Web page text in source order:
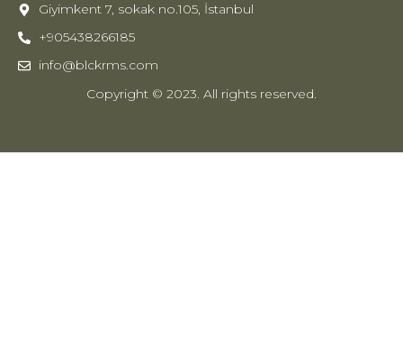
Giyimkent 7, sokak no.105, İstanbul
+905438266185
info@blckrms.com
Copyright © 2023. All rights reserved.